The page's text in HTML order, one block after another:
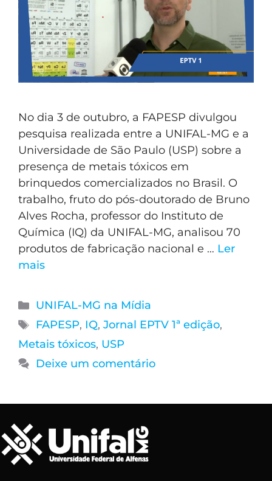
No dia 3 de outubro, a FAPESP divulgou
pesquisa realizada entre a UNIFAL-MG e a
Universidade de São Paulo (USP) sobre a
presença de metais tóxicos em
brinquedos comercializados no Brasil. O
trabalho, fruto do pós-doutorado de Bruno
Alves Rocha, professor do Instituto de
Química (IQ) da UNIFAL-MG, analisou 70
produtos de fabricação nacional e … Ler
mais
UNIFAL-MG na Mídia
FAPESP, IQ, Jornal EPTV 1ª edição,
Metais tóxicos, USP
Deixe um comentário